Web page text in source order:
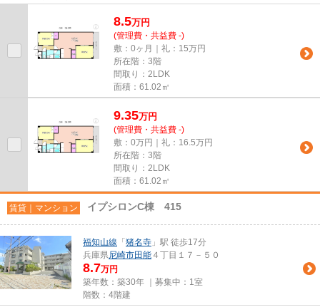
8.5万円
(管理費・共益費 -)
敷：0ヶ月｜礼：15万円
所在階：3階
間取り：2LDK
面積：61.02㎡
9.35万円
(管理費・共益費 -)
敷：0万円｜礼：16.5万円
所在階：3階
間取り：2LDK
面積：61.02㎡
賃貸｜マンション イプシロンC棟 415
福知山線 「 猪名寺 」駅 徒歩17分
兵庫県尼崎市田能 ４丁目１７－５０
8.7万円
築年数：築30年 ｜募集中： 1室
階数：4階建